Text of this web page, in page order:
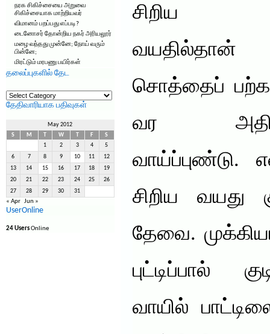
நரக சிகிச்சையை அறுவை
சிகிச்சையாக மாற்றியவர்
விமானம் பறப்பது எப்படி?
டைனோசர் தோன்றிய நகர் அரியலூர்
மழை வந்தது முன்னே; நோய் வரும்
பின்னே;
மிரட்டும் மரபணு பயிர்கள்
தலைப்புகளில் தேட
தலைப்புகளில்
தேட
தேதிவாரியாக பதிவுகள்
May 2012
S
M W F
S
1
2 3 4 5
6 7 8 9 10 11 12
13 14 15 16 17 18 19
20 21 22 23 24 25 26
27 28 29 30 31
« Apr Jun »
UserOnline
24 UsersOnline
சிறிய
வயதில்தான்
சொத்தைப்
வர
சிறிய வயது
தேவை.
புட்டிப்பால்
வாயில்